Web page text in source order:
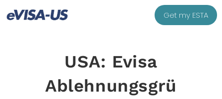
Get my ESTA
USA: Evisa
Ablehnungsgrü